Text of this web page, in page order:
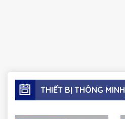
THIẾT BỊ THÔNG MINH